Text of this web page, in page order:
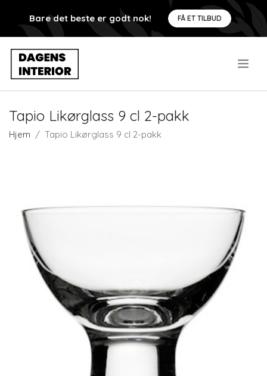
Bare det beste er godt nok! FÅ ET TILBUD
Tapio Likørglass 9 cl 2-pakk
Hjem Tapio Likørglass 9 cl 2-pakk